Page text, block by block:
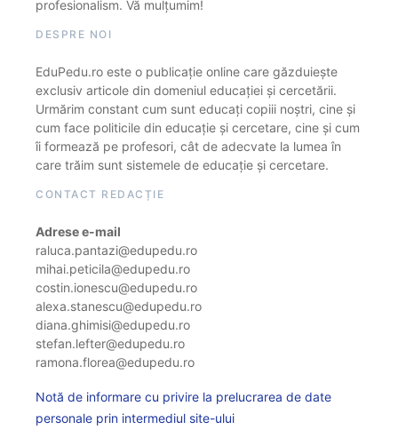
profesionalism. Vă mulțumim!
DESPRE NOI
EduPedu.ro este o publicație online care găzduiește
exclusiv articole din domeniul educației și cercetării.
Urmărim constant cum sunt educați copiii noștri, cine și
cum face politicile din educație și cercetare, cine și cum
îi formează pe profesori, cât de adecvate la lumea în
care trăim sunt sistemele de educație și cercetare.
CONTACT REDACȚIE
Adrese e-mail
raluca.pantazi@edupedu.ro
mihai.peticila@edupedu.ro
costin.ionescu@edupedu.ro
alexa.stanescu@edupedu.ro
diana.ghimisi@edupedu.ro
stefan.lefter@edupedu.ro
ramona.florea@edupedu.ro
Notă de informare cu privire la prelucrarea de date
personale prin intermediul site-ului